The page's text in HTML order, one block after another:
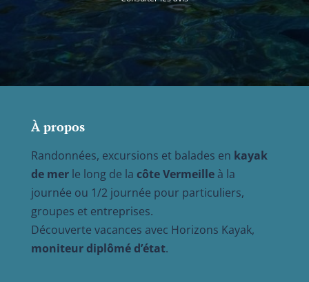
À propos
Randonnées, excursions et balades en kayak
de merle long de la côte Vermeilleà la
journée ou 1/2 journée pour particuliers,
groupes et entreprises.
Découverte vacances avec Horizons Kayak,
moniteur diplômé d’état.